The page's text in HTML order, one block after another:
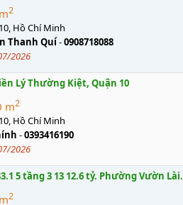
2
Hồ Chí Minh
Thanh Quí-0908718088
2026
Lý Thường Kiệt, Quận 10
m2
Hồ Chí Minh
-0393416190
2026
5 tầng 3 13 12.6 tỷ. Phường Vườn Lài.
2